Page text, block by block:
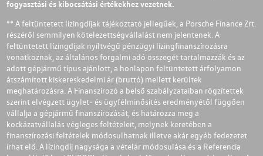
fogyasztási és kibocsátási értékekhez vezetnek.
** A feltüntetett lízingdíjak tájékoztató jellegűek, a Porsche Finance Zrt.
részéről semmilyen kötelezettségvállalást nem jelentenek. A
feltüntetett lízingdíjak nyíltvégű pénzügyi lízingfinanszírozásra
vonatkoznak, az általános forgalmi adó összegét tartalmazzák és az
adott gépjármű típus ajánlott, a honlapon feltüntetett árfolyamon
átszámított kiskereskedelmi ár (bruttó) mellett kerültek
meghatározásra. A Finanszírozó a belső szabályzataiban rögzítettek
szerint elvégzett ügylet- és ügyfélminősítés eredményétől függően
vállalja a gépjármű finanszírozását, és határozza meg a
kockázatvállalás végleges feltételeit, melynek keretében a
finanszírozási feltételek módosulhatnak illetve akár egyéb fedezetet
írhat elő. A lízingdíj nagysága a vételár módosulása és a Referencia